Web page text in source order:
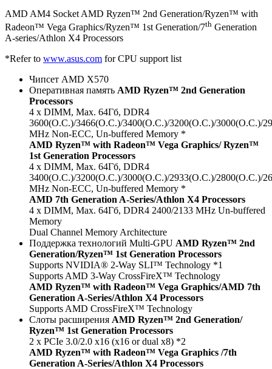
AMD AM4 Socket AMD Ryzen™ 2nd Generation/Ryzen™ with
Radeon™ Vega Graphics/Ryzen™ 1st Generation/7th Generation
A-series/Athlon X4 Processors
*Refer to www.asus.com for CPU support list
Чипсет AMD X570
Оперативная память AMD Ryzen™ 2nd Generation
Processors
4 x DIMM, Max. 64Гб, DDR4
3600(O.C.)/3466(O.C.)/3400(O.C.)/3200(O.C.)/3000(O.C.)/
MHz Non-ECC, Un-buffered Memory *
AMD Ryzen™ with Radeon™ Vega Graphics/ Ryzen™
1st Generation Processors
4 x DIMM, Max. 64Гб, DDR4
3400(O.C.)/3200(O.C.)/3000(O.C.)/2933(O.C.)/2800(O.C.)/
MHz Non-ECC, Un-buffered Memory *
AMD 7th Generation A-Series/Athlon X4 Processors
4 x DIMM, Max. 64Гб, DDR4 2400/2133 MHz Un-buffered
Memory
Dual Channel Memory Architecture
Поддержка технологий Multi-GPU AMD Ryzen™ 2nd
Generation/Ryzen™ 1st Generation Processors
Supports NVIDIA® 2-Way SLI™ Technology *1
Supports AMD 3-Way CrossFireX™ Technology
AMD Ryzen™ with Radeon™ Vega Graphics/AMD 7th
Generation A-Series/Athlon X4 Processors
Supports AMD CrossFireX™ Technology
Слоты расширения AMD Ryzen™ 2nd Generation/
Ryzen™ 1st Generation Processors
2 x PCIe 3.0/2.0 x16 (x16 or dual x8) *2
AMD Ryzen™ with Radeon™ Vega Graphics /7th
Generation A-Series/Athlon X4 Processors